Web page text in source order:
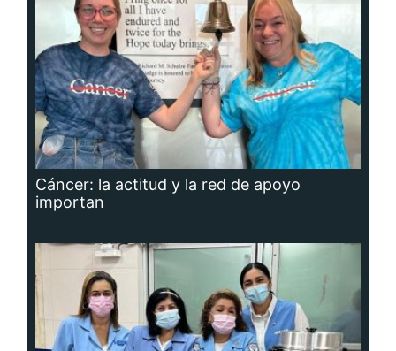
Cáncer: la actitud y la red de apoyo
importan